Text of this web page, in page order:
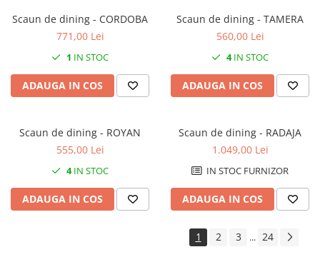
Scaun de dining - CORDOBA
771,00 Lei
1 IN STOC
ADAUGA IN COS
Scaun de dining - TAMERA
560,00 Lei
4IN STOC
ADAUGA IN COS
Scaun de dining - ROYAN
555,00 Lei
4IN STOC
ADAUGA IN COS
Scaun de dining - RADAJA
1.049,00 Lei
IN STOC FURNIZOR
ADAUGA IN COS
1 2 3 ... 24